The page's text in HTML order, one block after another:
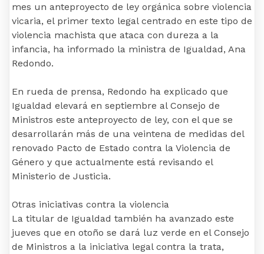
mes un anteproyecto de ley orgánica sobre violencia
vicaria, el primer texto legal centrado en este tipo de
violencia machista que ataca con dureza a la
infancia, ha informado la ministra de Igualdad, Ana
Redondo.
En rueda de prensa, Redondo ha explicado que
Igualdad elevará en septiembre al Consejo de
Ministros este anteproyecto de ley, con el que se
desarrollarán más de una veintena de medidas del
renovado Pacto de Estado contra la Violencia de
Género y que actualmente está revisando el
Ministerio de Justicia.
Otras iniciativas contra la violencia
La titular de Igualdad también ha avanzado este
jueves que en otoño se dará luz verde en el Consejo
de Ministros a la iniciativa legal contra la trata,